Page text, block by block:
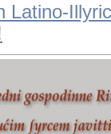
Latino-